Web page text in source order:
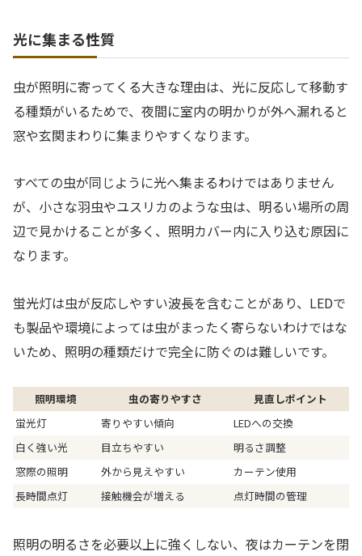
光に集まる性質
虫が照明に寄ってくる大きな理由は、光に反応して移動す
る種類がいるためで、夜間に室内の明かりが外へ漏れると
窓や玄関まわりに集まりやすくなります。
すべての虫が同じように光へ集まるわけではありません
が、小さな羽虫やユスリカのような虫は、明るい場所の周
辺で見かけることが多く、照明カバー内に入り込む原因に
なります。
蛍光灯は虫が反応しやすい波長を含むことがあり、LEDで
も製品や環境によっては虫がまったく寄らないわけではな
いため、照明の種類だけで完全に防ぐのは難しいです。
照明環境 虫の寄りやすさ
見直しポイント
蛍光灯
寄りやすい傾向
LEDへの交換
白く強い光
目立ちやすい
明るさ調整
窓際の照明
外から見えやすい
カーテン使用
長時間点灯
接触機会が増える 点灯時間の管理
照明の明るさを必要以上に強くしない、夜はカーテンを閉